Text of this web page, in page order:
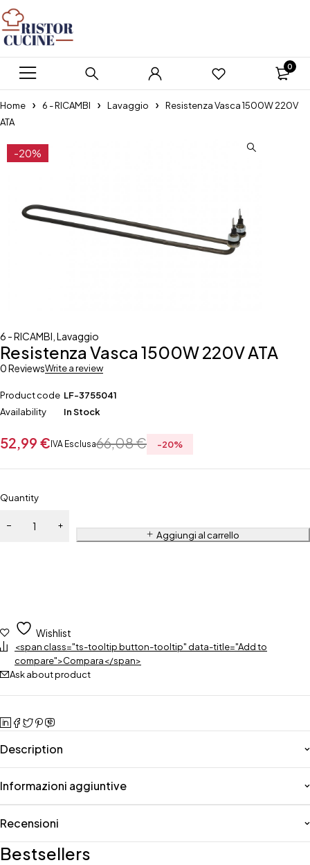
0
Home 6 - RICAMBI Lavaggio
Resistenza Vasca 1500W 220V
ATA
-20%
6 - RICAMBI Lavaggio
Resistenza Vasca 1500W 220V ATA
0 ReviewsWrite a review
Product code LF-3755041
Availability
In Stock
66,08€
52,99 € IVA Esclusa -20%
Quantity
Aggiungi al carrello
Wishlist
<span class="ts-tooltip button-tooltip" data-title="Add to
compare">Compara</span>
Ask about product
Description
Informazioni aggiuntive
Recensioni
Bestsellers